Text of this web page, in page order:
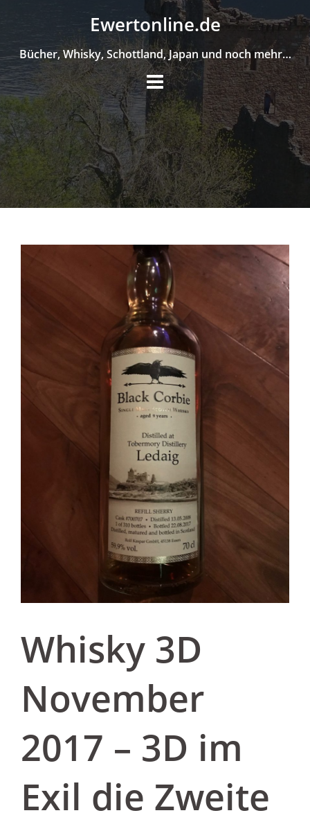
to
Ewertonline.de
Bücher, Whisky, Schottland, Japan und noch mehr…
Whisky 3D
November
2017 – 3D im
Exil die Zweite